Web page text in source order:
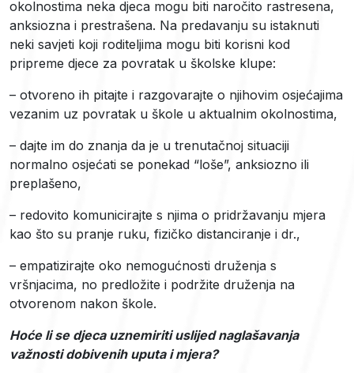
okolnostima neka djeca mogu biti naročito rastresena,
anksiozna i prestrašena. Na predavanju su istaknuti
neki savjeti koji roditeljima mogu biti korisni kod
pripreme djece za povratak u školske klupe:
– otvoreno ih pitajte i razgovarajte o njihovim osjećajima
vezanim uz povratak u škole u aktualnim okolnostima,
– dajte im do znanja da je u trenutačnoj situaciji
normalno osjećati se ponekad “loše”, anksiozno ili
preplašeno,
– redovito komunicirajte s njima o pridržavanju mjera
kao što su pranje ruku, fizičko distanciranje i dr.,
– empatizirajte oko nemogućnosti druženja s
vršnjacima, no predložite i podržite druženja na
otvorenom nakon škole.
Hoće li se djeca uznemiriti uslijed naglašavanja
važnosti dobivenih uputa i mjera?